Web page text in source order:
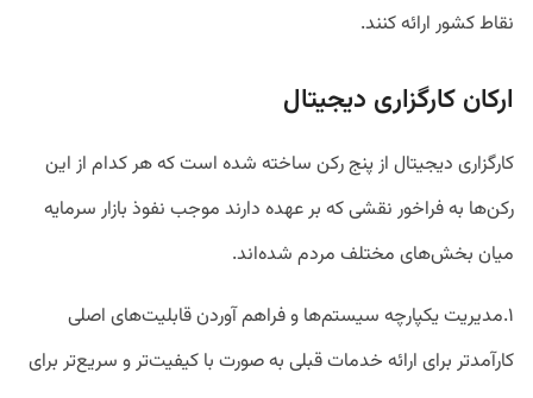
نقاط کشور ارائه کنند.
ارکان کارگزاری دیجیتال
کارگزاری دیجیتال از پنج رکن ساخته شده است که هر کدام از این
رکن‌ها به فراخور نقشی که بر عهده دارند موجب نفوذ بازار سرمایه
میان بخش‌های مختلف مردم شده‌اند.
۱.مدیریت یکپارچه سیستم‌ها و فراهم آوردن قابلیت‌های اصلی
کارآمدتر برای ارائه خدمات قبلی به صورت با کیفیت‌تر و سریع‌تر برای